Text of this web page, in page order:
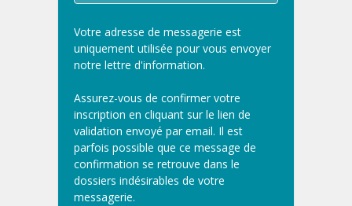
Votre adresse de messagerie est
uniquement utilisée pour vous envoyer
notre lettre d'information.
Assurez-vous de confirmer votre
inscription en cliquant sur le lien de
validation envoyé par email. Il est
parfois possible que ce message de
confirmation se retrouve dans le
dossiers indésirables de votre
messagerie.